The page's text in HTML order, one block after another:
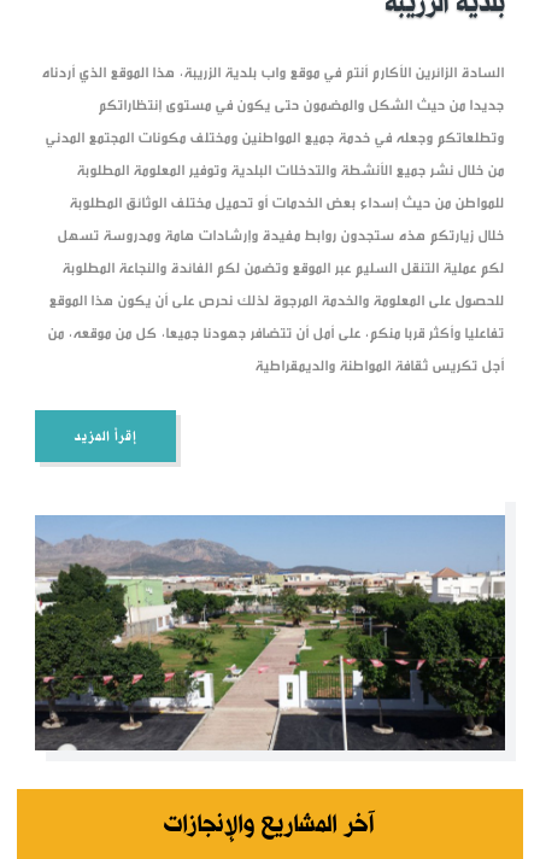
السادة الزائرين الأكارم أنتم في موقع واب بلدية الزريبة، هذا الموقع الذي أردناه
جديدا من حيث الشكل والمضمون حتى يكون في مستوى إنتظاراتكم
وتطلعاتكم وجعله في خدمة جميع المواطنين ومختلف مكونات المجتمع المدني
من خلال نشر جميع الأنشطة والتدخلات البلدية وتوفير المعلومة المطلوبة
للمواطن من حيث إسداء بعض الخدمات أو تحميل مختلف الوثائق المطلوبة
خلال زيارتكم هذه ستجدون روابط مفيدة وإرشادات هامة ومدروسة تسهل
لكم عملية التنقل السليم عبر الموقع وتضمن لكم الفائدة والنجاعة المطلوبة
للحصول على المعلومة والخدمة المرجوة لذلك نحرص على أن يكون هذا الموقع
تفاعليا وأكثر قربا منكم، على أمل أن تتضافر جهودنا جميعا، كل من موقعه، من
أجل تكريس ثقافة المواطنة والديمقراطية
إقرأ المزيد
آخر المشاريع والإنجازات